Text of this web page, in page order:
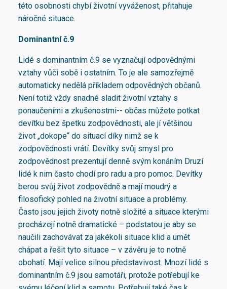
této osobnosti chybí životní vyváženost, přitahuje
náročné situace.
Dominantní č.9
Lidé s dominantním č.9 se vyznačují odpovědnými
vztahy vůči sobě i ostatním. To je ale samozřejmě
automaticky nedělá příkladem odpovědných občanů.
Není totiž vždy snadné sladit životní vztahy s
ponaučeními a zkušenostmi-- občas můžete potkat
devítku bez špetku zodpovědnosti, ale jí většinou
život „dokope“ do situací díky nimž se k
zodpovědnosti vrátí. Devítky svůj smysl pro
zodpovědnost prezentují denně svým konáním Druzí
lidé k nim často chodí pro radu a pro pomoc. Devítky
berou svůj život zodpovědně a mají moudrý a
filosofický pohled na životní situace a problémy.
Často jsou jejich životy notně složité a situace kterými
procházejí notně dramatické – podstatou je aby se
naučili zachovávat za jakékoli situace klid a umět
chápat a řešit tyto situace – v závěru je to notně
obohatí. Mají velice silnou představivost. Mnozí lidé s
dominantním č.9 jsou samotáři, protože potřebují ke